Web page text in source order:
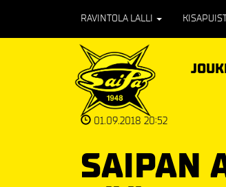
RAVINTOLA LALLI
01.09.2018 20:52
SAIPAN